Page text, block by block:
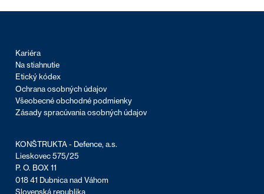
Kariéra
Na stiahnutie
Etický kódex
Ochrana osobných údajov
Všeobecné obchodné podmienky
Zásady spracúvania osobných údajov
KONŠTRUKTA - Defence, a.s.
Lieskovec 575/25
P. O. BOX 11
018 41 Dubnica nad Váhom
Slovenská republika